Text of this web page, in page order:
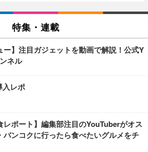
特集・連載
ー】注目ガジェットを動画で解説！公式Y
ネル
入レポ
レポート】編集部注目のYouTuberがオス
バンコクに行ったら食べたいグルメをチ